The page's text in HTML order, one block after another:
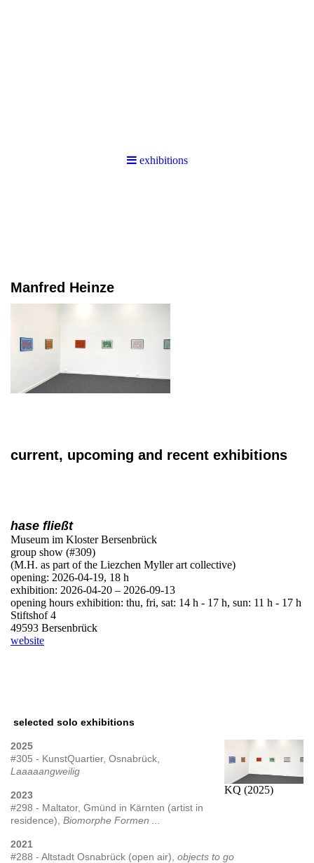
exhibitions
Manfred Heinze
current, upcoming and recent exhibitions
hase fließt
Museum im Kloster Bersenbrück
group show (#309)
(M.H. as part of the Liezchen Myller art collective)
opening: 2026-04-19, 18 h
exhibition: 2026-04-20 – 2026-09-13
opening hours exhibition: thu, fri, sat: 14 h - 17 h, sun: 11 h - 17 h
Stiftshof 4
49593 Bersenbrück
website
selected solo exhibitions
KQ (2025)
2025
#305 - KunstQuartier, Osnabrück,
Laaaaangweilig
2023
#298 - Maltator, Gmünd in Kärnten (artist in
residence) Biomorphe Formen ...
2021
#288 - Altstadt Osnabrück (open air), objects to go